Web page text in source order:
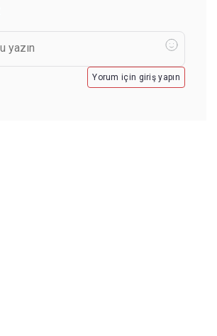
Yorum için giriş yapın